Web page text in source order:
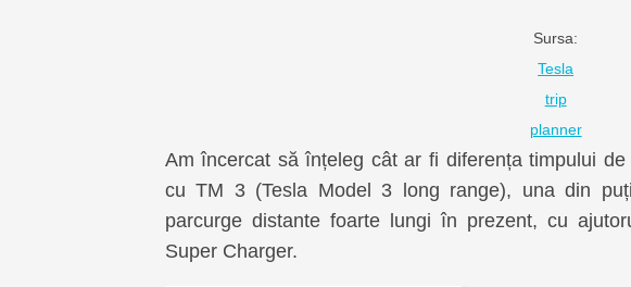
Sursa:
Tesla
trip
planner
Am încercat să înțeleg cât ar fi diferența timpului
cu TM 3 (Tesla Model 3 long range), una din
parcurge distante foarte lungi în prezent, cu
Super Charger.